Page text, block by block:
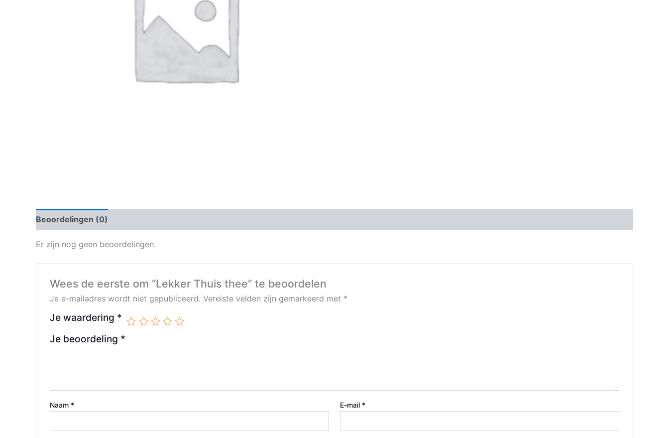
Beoordelingen (0)
Er zijn nog geen beoordelingen.
Wees de eerste om “Lekker Thuis thee” te beoordelen
Je e-mailadres wordt niet gepubliceerd. Vereiste velden zijn gemarkeerd met *
Je waardering *
Je beoordeling *
Naam * E-mail *